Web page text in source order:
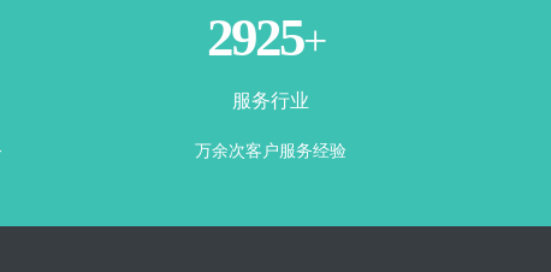
3500+
服务行业
万余次客户服务经验